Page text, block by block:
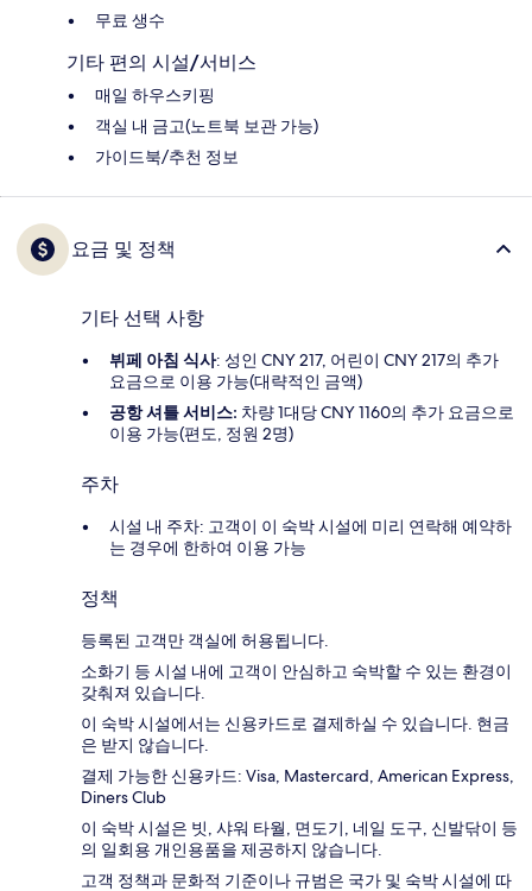
무료 생수
기타 편의 시설/서비스
매일 하우스키핑
객실 내 금고(노트북 보관 가능)
가이드북/추천 정보
요금 및 정책
기타 선택 사항
뷔페 아침 식사: 성인 CNY 217, 어린이 CNY 217의 추가
요금으로 이용 가능(대략적인 금액)
공항 셔틀 서비스: 차량 1대당 CNY 1160의 추가 요금으로
이용 가능(편도, 정원 2명)
주차
시설 내 주차: 고객이 이 숙박 시설에 미리 연락해 예약하
는 경우에 한하여 이용 가능
정책
등록된 고객만 객실에 허용됩니다.
소화기 등 시설 내에 고객이 안심하고 숙박할 수 있는 환경이
갖춰져 있습니다.
이 숙박 시설에서는 신용카드로 결제하실 수 있습니다. 현금
은 받지 않습니다.
결제 가능한 신용카드: Visa, Mastercard, American Express,
Diners Club
이 숙박 시설은 빗, 샤워 타월, 면도기, 네일 도구, 신발닦이 등
의 일회용 개인용품을 제공하지 않습니다.
고객 정책과 문화적 기준이나 규범은 국가 및 숙박 시설에 따